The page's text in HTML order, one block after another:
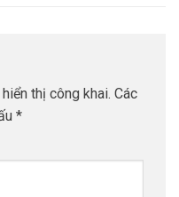
thị công khai. Các
*